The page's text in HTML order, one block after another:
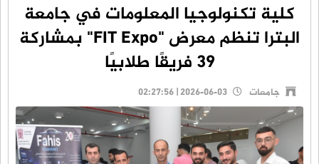
كلية تكنولوجيا المعلومات في جامعة
البترا تنظم معرض "FIT Expo" بمشاركة
39 فريقًا طلابيًا
جامعات